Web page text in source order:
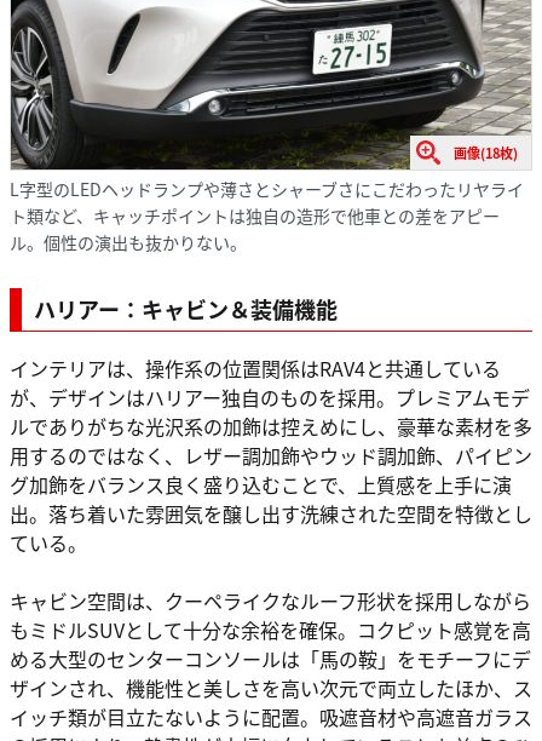
画像(18枚)
L字型のLEDヘッドランプや薄さとシャーブさにこだわったリヤライ
ト類など、キャッチポイントは独自の造形で他車との差をアピー
ル。個性の演出も抜かりない。
ハリアー：キャビン＆装備機能
インテリアは、操作系の位置関係はRAV4と共通している
が、デザインはハリアー独自のものを採用。プレミアムモデ
ルでありがちな光沢系の加飾は控えめにし、豪華な素材を多
用するのではなく、レザー調加飾やウッド調加飾、パイピン
グ加飾をバランス良く盛り込むことで、上質感を上手に演
出。落ち着いた雰囲気を醸し出す洗練された空間を特徴とし
ている。
キャビン空間は、クーペライクなルーフ形状を採用しながら
もミドルSUVとして十分な余裕を確保。コクピット感覚を高
める大型のセンターコンソールは「馬の鞍」をモチーフにデ
ザインされ、機能性と美しさを高い次元で両立したほか、ス
イッチ類が目立たないように配置。吸遮音材や高遮音ガラス